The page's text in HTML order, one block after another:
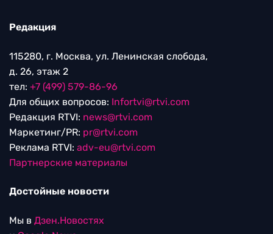
Редакция
115280, г. Москва, ул. Ленинская слобода,
д. 26, этаж 2
тел: +7 (499) 579-86-96
Для общих вопросов: Infortvi@rtvi.com
Редакция RTVI: news@rtvi.com
Маркетинг/PR: pr@rtvi.com
Реклама RTVI: adv-eu@rtvi.com
Партнерские материалы
Достойные новости
Мы в Дзен.Новостях